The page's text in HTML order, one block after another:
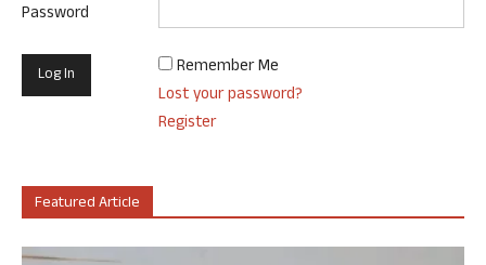
Password
Remember Me
Lost your password?
Register
Featured Article